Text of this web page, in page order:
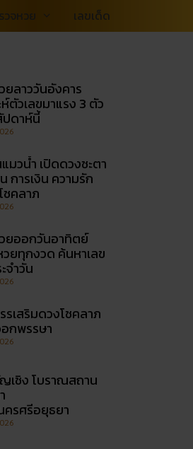
วจหวย เลขเด็ด
ลาววันอังคาร
ห์ตัวเลขมาแรง 3 ตัว
ปดาห์นี้
มวน้ำ เปิดดวงชะตา
การเงิน ความรัก
คลาภ
ยออกวันอาทิตย์
ยทุกงวด ค้นหาเลข
จำวัน
รเสริมดวงโชคลาภ
กพรรษา
เชิง โบราณสถาน
ครศรีอยุธยา